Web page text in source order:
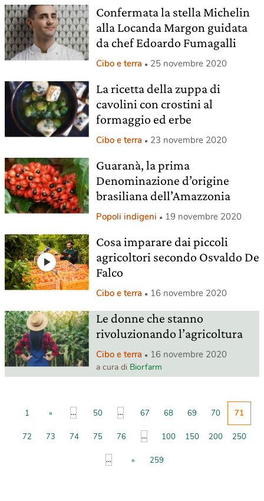
Confermata la stella Michelin
alla Locanda Margon guidata
da chef Edoardo Fumagalli
Cibo e terra 25 novembre 2020
La ricetta della zuppa di
cavolini con crostini al
formaggio ed erbe
Cibo e terra 23 novembre 2020
Guaranà, la prima
Denominazione d’origine
brasiliana dell’Amazzonia
Popoli indigeni 19 novembre 2020
Cosa imparare dai piccoli
agricoltori secondo Osvaldo De
Falco
Cibo e terra 16 novembre 2020
Le donne che stanno
rivoluzionando l’agricoltura
Cibo e terra 16 novembre 2020
a cura di Biorfarm
1 « ... 50 ... 67 68 69 70 71
72 73 74 75 76 ... 100 150 200 250
... » 259